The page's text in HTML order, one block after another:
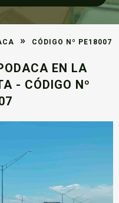
» CÓDIGO Nº PE18007
EN LA
- CÓDIGO Nº